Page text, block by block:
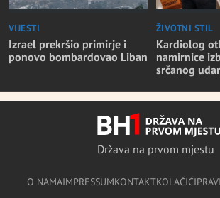
VIJESTI
Izrael prekršio primirje i
ponovo bombardovao Liban
ŽIVOTNI STIL
Kardiolog
namirnice
srčanog
Država na prvom mjestu
O NAMAIMPRESSUMKONTAKTKOLAČIĆI